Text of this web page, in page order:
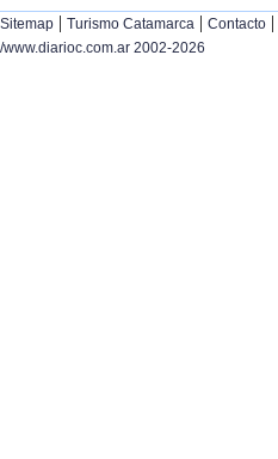
Sitemap | Turismo Catamarca | Contacto |
/www.diarioc.com.ar 2002-2026